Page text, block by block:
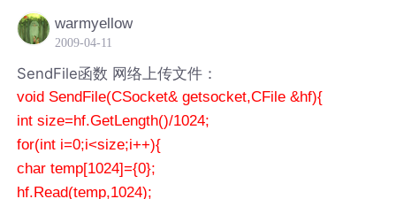
warmyellow
2009-04-11
SendFile函数 网络上传文件：
void SendFile(CSocket& getsocket,CFile &hf){
int size=hf.GetLength()/1024;
for(int i=0;i<size;i++){
char temp[1024]={0};
hf.Read(temp,1024);